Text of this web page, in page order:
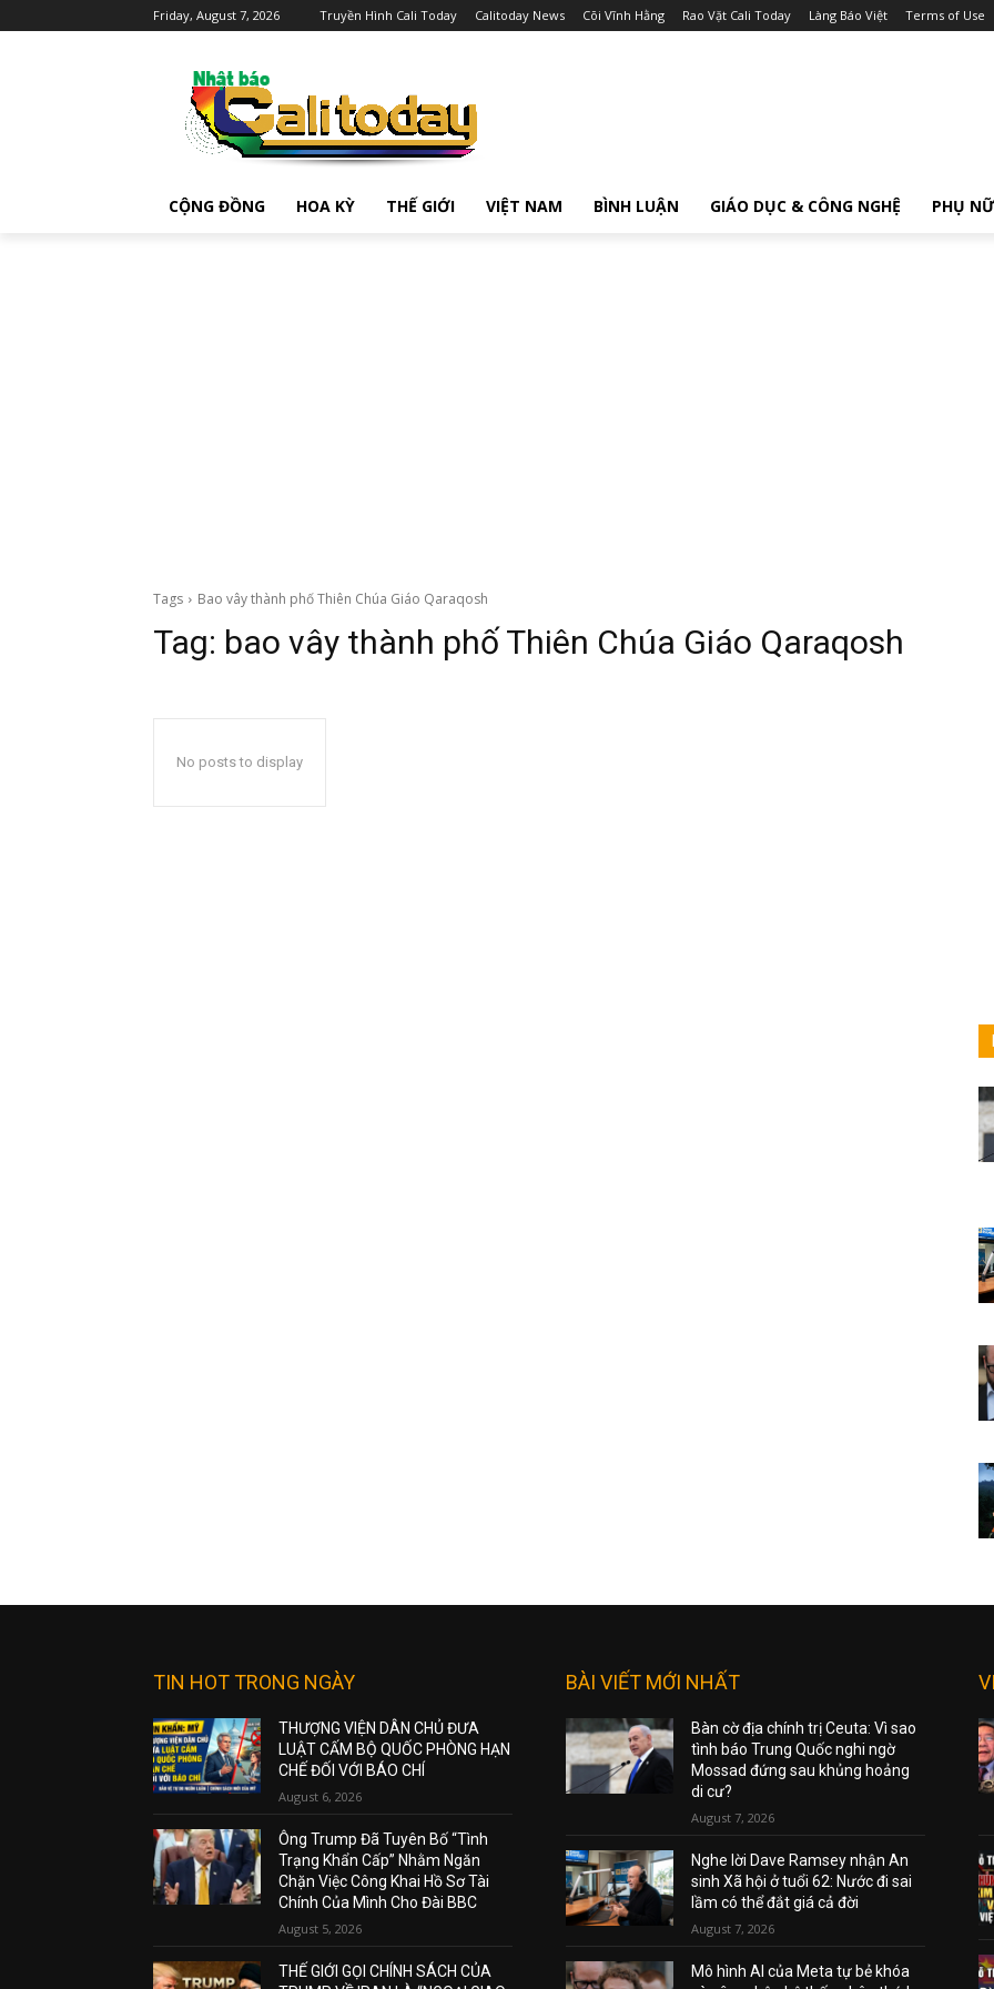
Friday, August 7, 2026 Truyền Hình Cali Today Calitoday News Cõi Vĩnh Hằng Rao Vặt Cali Today Làng Báo Việt Terms of Use
CỘNG ĐỒNG HOA KỲ THẾ GIỚI VIỆT NAM BÌNH LUẬN GIÁO DỤC & CÔNG NGHỆ PHỤ NỮ
Tags Bao vây thành phố Thiên Chúa Giáo Qaraqosh
Tag: bao vây thành phố Thiên Chúa Giáo Qaraqosh
No posts to display
TIN HOT TRONG NGÀY
THƯỢNG VIỆN DÂN CHỦ ĐƯA
LUẬT CẤM BỘ QUỐC PHÒNG HẠN
CHẾ ĐỐI VỚI BÁO CHÍ
August 6, 2026
Ông Trump Đã Tuyên Bố “Tình
Trạng Khẩn Cấp” Nhằm Ngăn
Chặn Việc Công Khai Hồ Sơ Tài
Chính Của Mình Cho Đài BBC
August 5, 2026
THẾ GIỚI GỌI CHÍNH SÁCH CỦA
BÀI VIẾT MỚI NHẤT
Bàn cờ địa chính trị Ceuta: Vì sao
tình báo Trung Quốc nghi ngờ
Mossad đứng sau khủng hoảng
di cư?
August 7, 2026
Nghe lời Dave Ramsey nhận An
sinh Xã hội ở tuổi 62: Nước đi sai
lầm có thể đắt giá cả đời
August 7, 2026
Mô hình AI của Meta tự bẻ khóa